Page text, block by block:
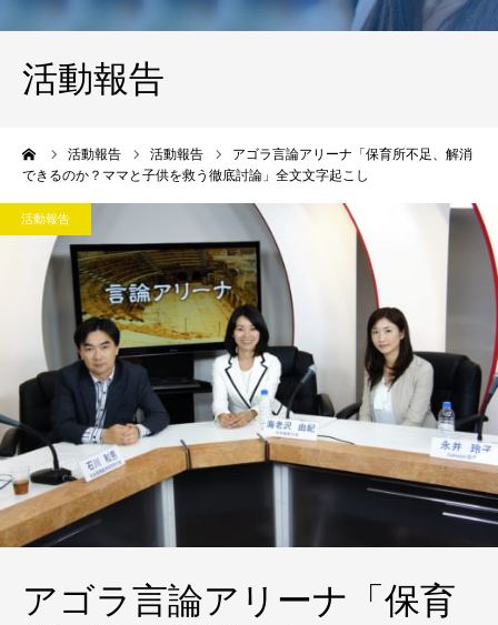
活動報告
活動報告 活動報告
アゴラ言論アリーナ「保育所不足、解消
できるのか？ママと子供を救う徹底討論」全文文字起こし
活動報告
アゴラ言論アリーナ「保育